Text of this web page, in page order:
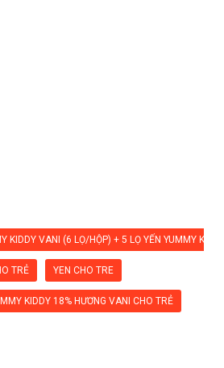
KIDDY VANI (6 LỌ/HỘP) + 5 LỌ YẾN YUMMY
TRẺ YEN CHO TRE
KIDDY 18% HƯƠNG VANI CHO TRẺ